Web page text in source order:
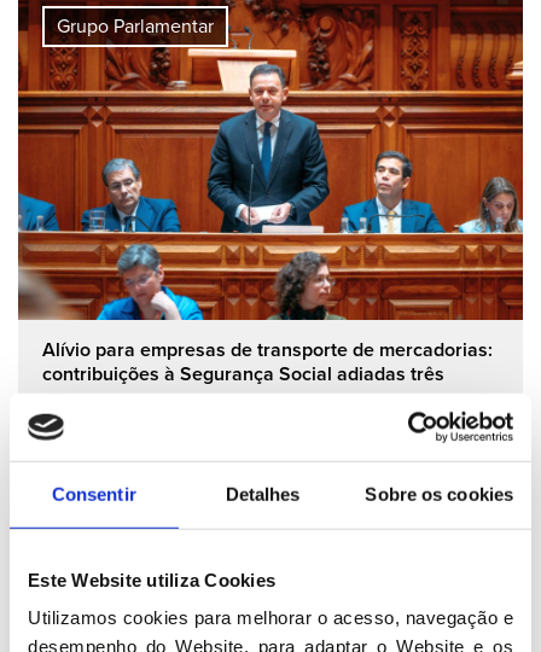
Consentir Detalhes Sobre os cookies
Este Website utiliza Cookies
Utilizamos cookies para melhorar o acesso, navegação e
desempenho do Website, para adaptar o Website e os
Grupo Parlamentar
Alívio para empresas de transporte de mercadorias:
contribuições à Segurança Social adiadas três
meses
15 04 2026